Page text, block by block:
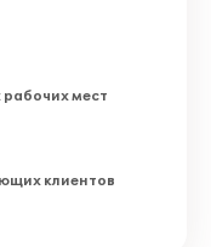
мест
клиентов